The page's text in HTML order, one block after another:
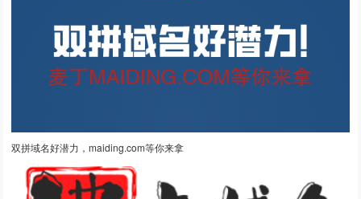
双拼域名好潜力，maiding.com等你来拿